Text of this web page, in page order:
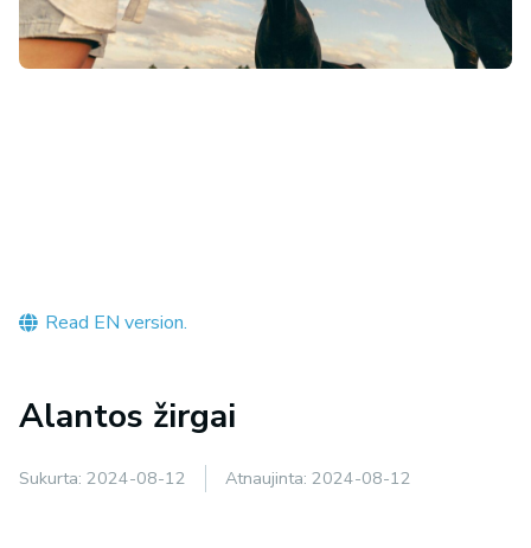
Read EN version.
Alantos žirgai
Sukurta: 2024-08-12 Atnaujinta: 2024-08-12